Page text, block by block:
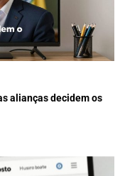
alianças decidem os